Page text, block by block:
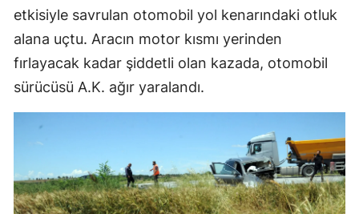
etkisiyle savrulan otomobil yol kenarındaki otluk
alana uçtu. Aracın motor kısmı yerinden
fırlayacak kadar şiddetli olan kazada, otomobil
sürücüsü A.K. ağır yaralandı.